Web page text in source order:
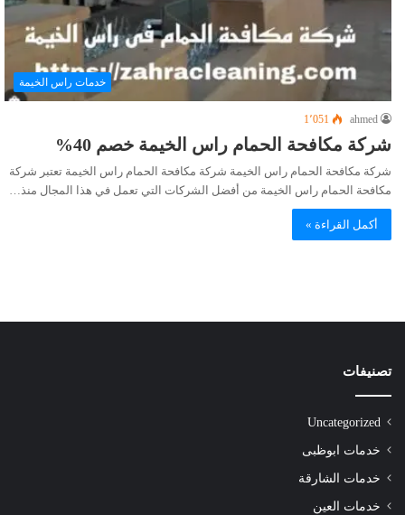
خدمات راس الخيمة
ahmed 1٬051
شركة مكافحة الحمام راس الخيمة خصم 40%
شركة مكافحة الحمام راس الخيمة شركة مكافحة الحمام راس الخيمة تعتبر شركة
مكافحة الحمام راس الخيمة من أفضل الشركات التي تعمل في هذا المجال منذ…
أكمل القراءة »
تصنيفات
Uncategorized
خدمات ابوظبى
خدمات الشارقة
خدمات العين